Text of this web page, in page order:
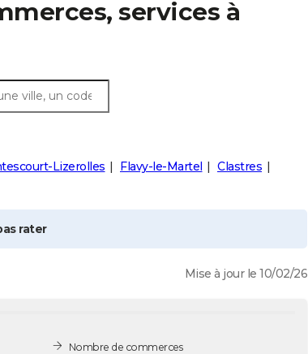
services à
Lizerolles Flavy-le-Martel
Clastres
rater
Mise à jour le 10/02/26
Nombre de commerces